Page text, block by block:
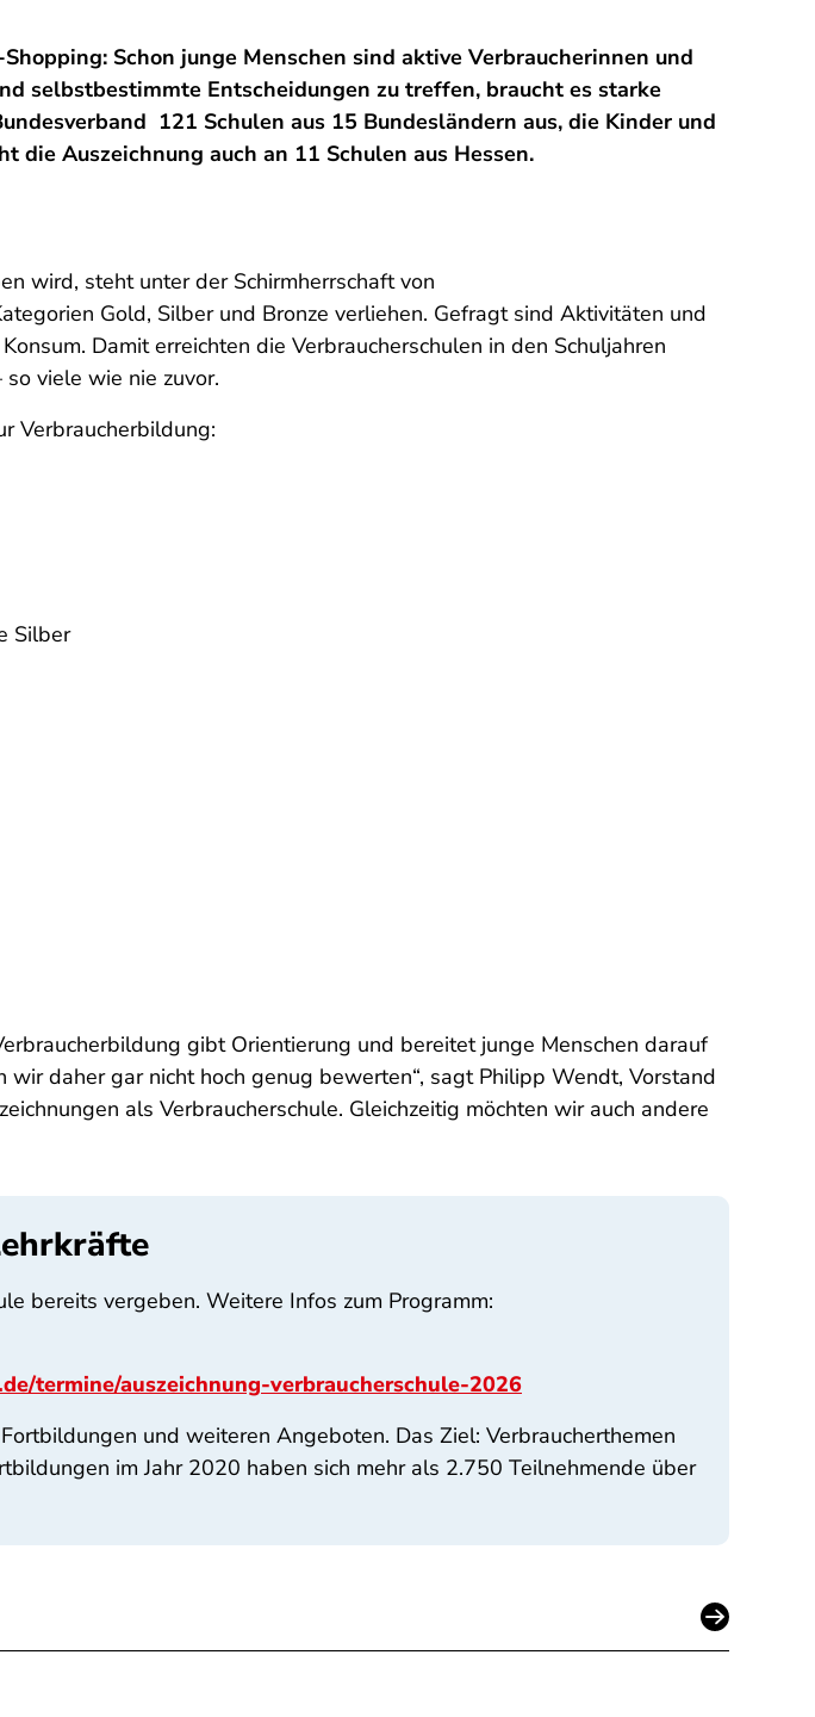
Schon junge Menschen sind aktive Verbraucherinnen und
selbstbestimmte Entscheidungen zu treffen, braucht es starke
121 Schulen aus 15 Bundesländern aus, die Kinder und
die Auszeichnung auch an 11 Schulen aus Hessen.
wird, steht unter der Schirmherrschaft von
Gold, Silber und Bronze verliehen. Gefragt sind Aktivitäten und
Damit erreichten die Verbraucherschulen in den Schuljahren
viele wie nie zuvor.
Verbraucherbildung:
Silber
gibt Orientierung und bereitet junge Menschen darauf
daher gar nicht hoch genug bewerten“, sagt Philipp Wendt, Vorstand
als Verbraucherschule. Gleichzeitig möchten wir auch andere
bereits vergeben. Weitere Infos zum Programm:
termine/auszeichnung-verbraucherschule-2026
und weiteren Angeboten. Das Ziel: Verbraucherthemen
im Jahr 2020 haben sich mehr als 2.750 Teilnehmende über